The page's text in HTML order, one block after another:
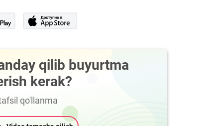
qilib buyurtma
kerak?
qo'llanma